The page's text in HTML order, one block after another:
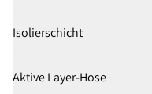
Isolierschicht
Aktive Layer-Hose